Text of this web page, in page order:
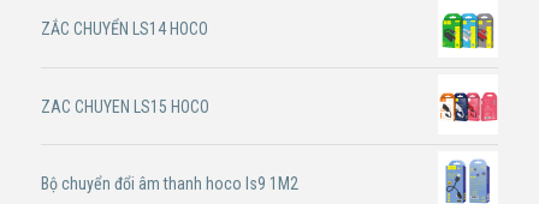
ZẮC CHUYỂN LS14 HOCO
ZAC CHUYEN LS15 HOCO
Bộ chuyển đổi âm thanh hoco ls9 1M2